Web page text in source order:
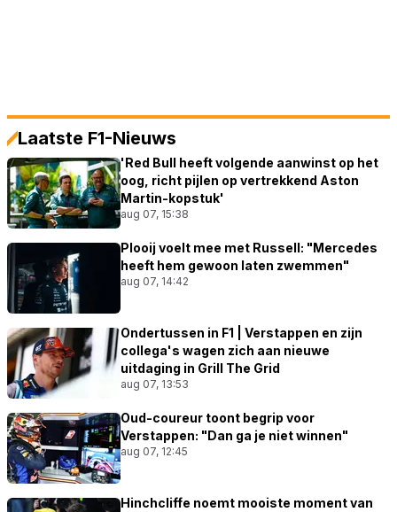
Laatste F1-Nieuws
'Red Bull heeft volgende aanwinst op het
oog, richt pijlen op vertrekkend Aston
Martin-kopstuk'
aug 07, 15:38
Plooij voelt mee met Russell: "Mercedes
heeft hem gewoon laten zwemmen"
aug 07, 14:42
Ondertussen in F1 | Verstappen en zijn
collega's wagen zich aan nieuwe
uitdaging in Grill The Grid
aug 07, 13:53
Oud-coureur toont begrip voor
Verstappen: "Dan ga je niet winnen"
aug 07, 12:45
Hinchcliffe noemt mooiste moment van